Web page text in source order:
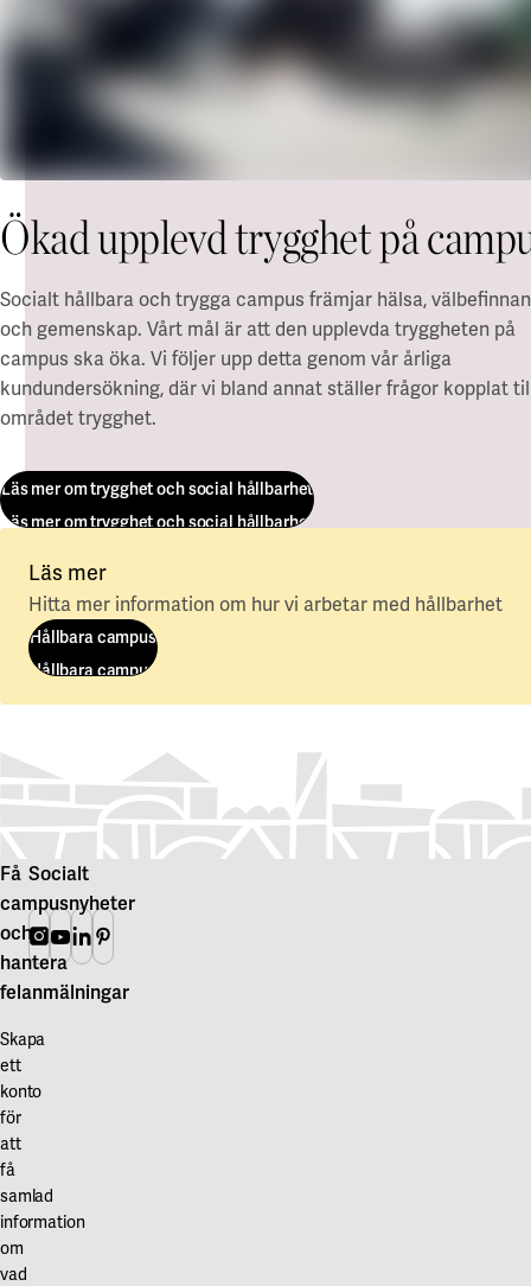
Ökad upplevd trygghet på
Socialt hållbara och trygga campus främjar hälsa,
och gemenskap. Vårt mål är att den upplevda tryggheten på
campus ska öka. Vi följer upp detta genom vår årliga
kundundersökning, där vi bland annat ställer frågor kopplat
området trygghet.
Läs mer om trygghet och social hållbarhet
Läs mer om trygghet och social hållbarhet
Läs mer
Hitta mer information om hur vi arbetar med hållbarhet
Hållbara campus
Hållbara campus
Få
campusnyheter
och
hantera
felanmälningar
Skapa
ett
konto
för
att
få
samlad
information
om
vad
Socialt
Instagram
Youtube
Linkedin
Pinterest